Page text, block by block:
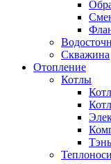
Скважина
Отопление
Котлы